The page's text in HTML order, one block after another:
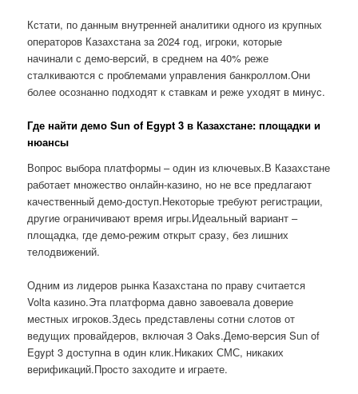
Кстати, по данным внутренней аналитики одного из крупных
операторов Казахстана за 2024 год, игроки, которые
начинали с демо-версий, в среднем на 40% реже
сталкиваются с проблемами управления банкроллом.Они
более осознанно подходят к ставкам и реже уходят в минус.
Где найти демо Sun of Egypt 3 в Казахстане: площадки и
нюансы
Вопрос выбора платформы – один из ключевых.В Казахстане
работает множество онлайн-казино, но не все предлагают
качественный демо-доступ.Некоторые требуют регистрации,
другие ограничивают время игры.Идеальный вариант –
площадка, где демо-режим открыт сразу, без лишних
телодвижений.
Одним из лидеров рынка Казахстана по праву считается
Volta казино.Эта платформа давно завоевала доверие
местных игроков.Здесь представлены сотни слотов от
ведущих провайдеров, включая 3 Oaks.Демо-версия Sun of
Egypt 3 доступна в один клик.Никаких СМС, никаких
верификаций.Просто заходите и играете.